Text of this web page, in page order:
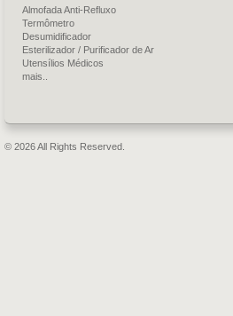
Almofada Anti-Refluxo
Termômetro
Desumidificador
Esterilizador / Purificador de Ar
Utensílios Médicos
mais..
© 2026 All Rights Reserved.